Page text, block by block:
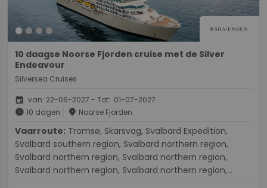
10 daagse Noorse Fjorden cruise met de Silver
Endeavour
Silversea Cruises
event van: 22-06-2027 - Tot: 01-07-2027
schedule 10 dagen place Noorse Fjorden
Vaarroute:
Svalbard southern region, Svalbard northern region,
Svalbard northern region, Svalbard northern region,
Svalbard northern region, Svalbard northern region,